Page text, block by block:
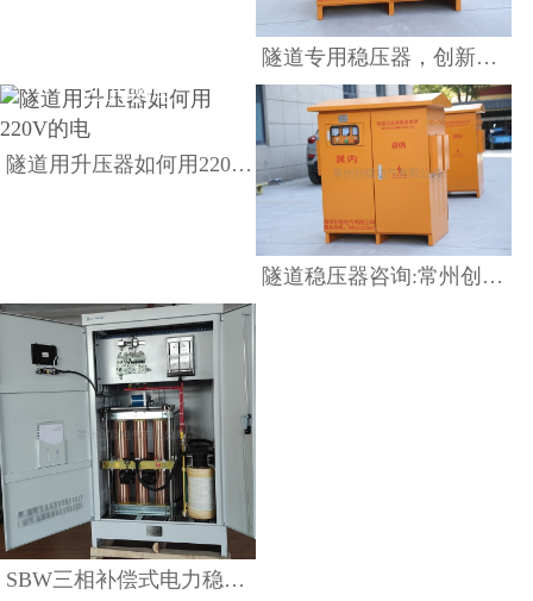
隧道专用稳压器，创新科技带来大功率超稳压
隧道用升压器如何用220V的电
220V的电
隧道稳压器咨询:常州创稳电气
查看详情
SBW三相补偿式电力稳压器原理及其优势
SBW三相补偿式电力稳
压器原理及其优势